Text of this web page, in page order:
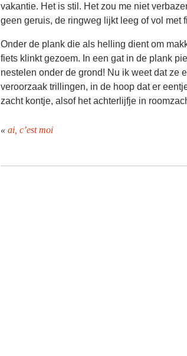
vakantie. Het is stil. Het zou me niet
geen geruis, de ringweg lijkt leeg of vol met
Onder de plank die als helling dient om
fiets klinkt gezoem. In een gat in de plank
nestelen onder de grond! Nu ik weet dat ze
veroorzaak trillingen, in de hoop dat er
zacht kontje, alsof het achterlijfje in
« ai, c’est moi